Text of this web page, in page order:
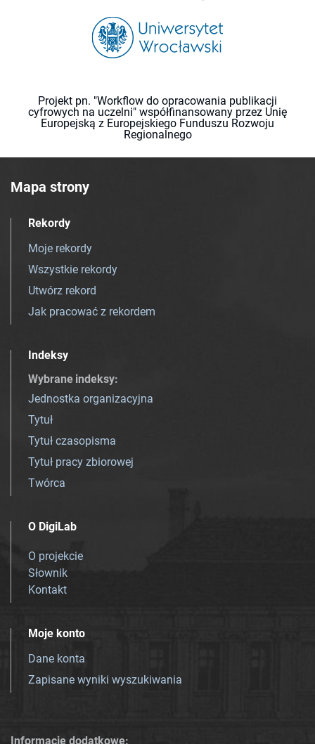
Projekt pn. "Workflow do opracowania publikacji
cyfrowych na uczelni" współfinansowany przez Unię
Europejską z Europejskiego Funduszu Rozwoju
Regionalnego
Mapa strony
Rekordy
Moje rekordy
Wszystkie rekordy
Utwórz rekord
Jak pracować z rekordem
Indeksy
Wybrane indeksy:
Jednostka organizacyjna
Tytuł
Tytuł czasopisma
Tytuł pracy zbiorowej
Twórca
O DigiLab
O projekcie
Słownik
Kontakt
Moje konto
Dane konta
Zapisane wyniki wyszukiwania
Informacje dodatkowe: